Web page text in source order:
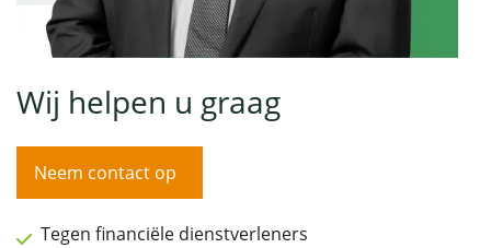
Wij helpen u graag
Neem contact op
Tegen financiële dienstverleners